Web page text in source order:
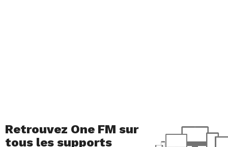
Retrouvez One FM sur
tous les supports